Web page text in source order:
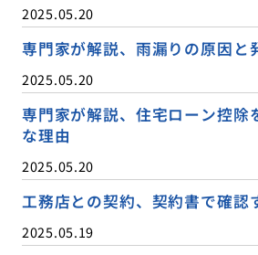
2025.05.20
専門家が解説、雨漏りの原因と
2025.05.20
専門家が解説、住宅ローン控除
な理由
2025.05.20
工務店との契約、契約書で確認
2025.05.19